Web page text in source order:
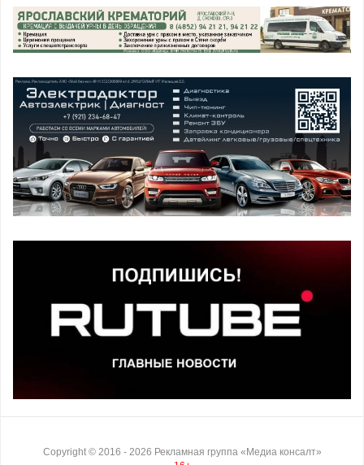
Copyright © 2016 - 2026 Рекламная группа «Медиа консалт»